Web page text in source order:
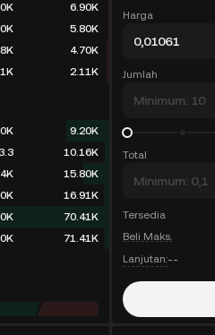
6.90K
5.80K
4.70K
2.11K
9.20K
10.16K
15.80K
16.91K
70.41K
71.41K
Harga
Jumlah
Total
Tersedia
Beli Maks.
Lanjutan:--